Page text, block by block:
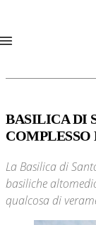
BASILICA DI
COMPLESSO
La Basilica di
basiliche
qualcosa di